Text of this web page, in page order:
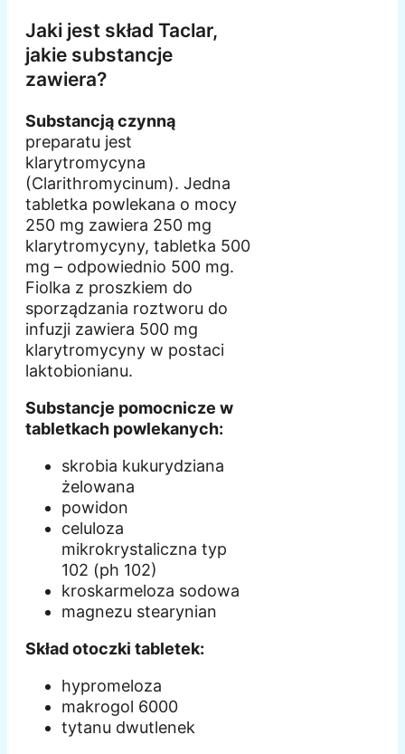
Jaki jest skład Taclar,
jakie substancje
zawiera?
Substancją czynną
preparatu jest
klarytromycyna
(Clarithromycinum). Jedna
tabletka powlekana o mocy
250 mg zawiera 250 mg
klarytromycyny, tabletka 500
mg – odpowiednio 500 mg.
Fiolka z proszkiem do
sporządzania roztworu do
infuzji zawiera 500 mg
klarytromycyny w postaci
laktobionianu.
Substancje pomocnicze w
tabletkach powlekanych:
skrobia kukurydziana
żelowana
powidon
celuloza
mikrokrystaliczna typ
102 (ph 102)
kroskarmeloza sodowa
magnezu stearynian
Skład otoczki tabletek:
hypromeloza
makrogol 6000
tytanu dwutlenek